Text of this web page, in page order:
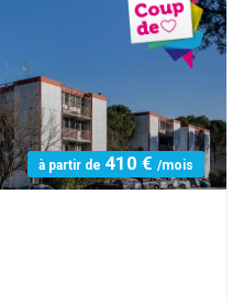
à partir de 420 €/mois